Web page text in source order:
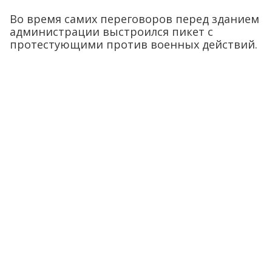
Во время самих переговоров перед зданием
администрации выстроился пикет с
протестующими против военных действий.